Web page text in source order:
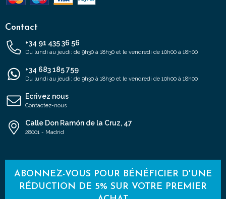
Contact
+34 91 435 36 56
Du lundi au jeudi: de 9h30 à 18h30 et le vendredi de 10h00 à 18h00
+34 683 185 759
Du lundi au jeudi: de 9h30 à 18h30 et le vendredi de 10h00 à 18h00
Ecrivez nous
Contactez-nous
Calle Don Ramón de la Cruz, 47
28001 - Madrid
ABONNEZ-VOUS POUR BÉNÉFICIER D'UNE
RÉDUCTION DE 5% SUR VOTRE PREMIER